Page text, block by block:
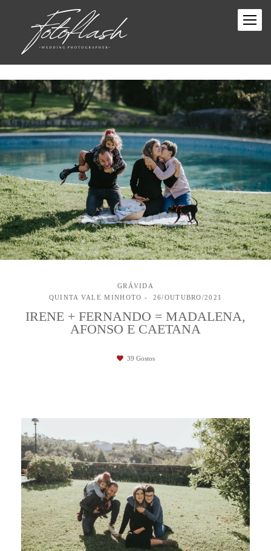
GRÁVIDA
QUINTA VALE MINHOTO
26/OUTUBRO/2021
IRENE + FERNANDO = MADALENA,
AFONSO E CAETANA
39 Gostos